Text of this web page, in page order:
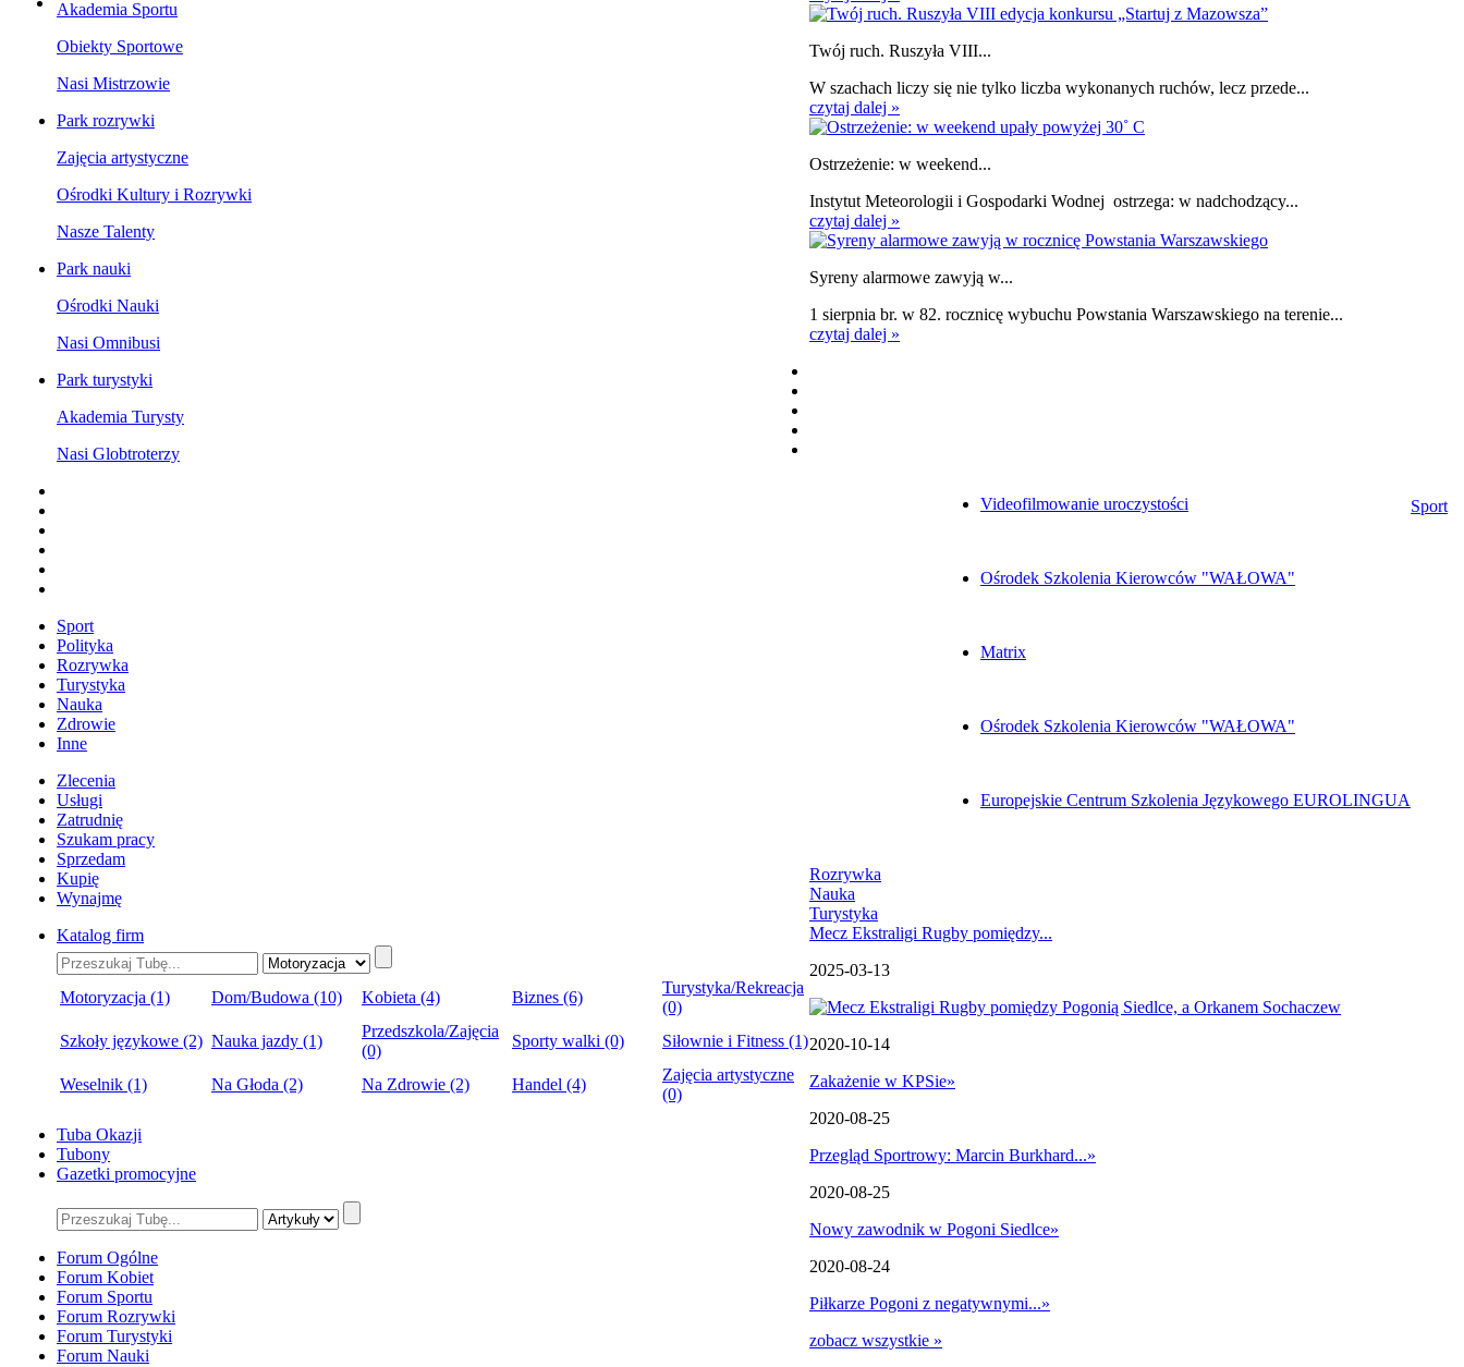
Akademia Sportu
Obiekty Sportowe
Nasi Mistrzowie
Park rozrywki
Zajęcia artystyczne
Ośrodki Kultury i Rozrywki
Nasze Talenty
Park nauki
Ośrodki Nauki
Nasi Omnibusi
Park turystyki
Akademia Turysty
Nasi Globtroterzy
Sport
Polityka
Rozrywka
Turystyka
Nauka
Zdrowie
Inne
Zlecenia
Usługi
Zatrudnię
Szukam pracy
Sprzedam
Kupię
Wynajmę
Katalog firm
Motoryzacja (1) Dom/Budowa (10) Kobieta (4) Biznes (6)
Turystyka/Rekreacja
(0)
Szkoły językowe (2) Nauka jazdy (1)
Przedszkola/Zajęcia
(0)
Sporty walki (0) Siłownie i Fitness (1)
Weselnik (1) Na Głoda (2) Na Zdrowie (2) Handel (4)
Zajęcia artystyczne
(0)
Tuba Okazji
Tubony
Gazetki promocyjne
Forum Ogólne
Forum Kobiet
Forum Sportu
Forum Rozrywki
Forum Turystyki
Forum Nauki
Twój ruch. Ruszyła VIII...
W szachach liczy się nie tylko liczba wykonanych ruchów, lecz przede...
czytaj dalej »
Ostrzeżenie: w weekend...
Instytut Meteorologii i Gospodarki Wodnej ostrzega: w nadchodzący...
czytaj dalej »
Syreny alarmowe zawyją w...
1 sierpnia br. w 82. rocznicę wybuchu Powstania Warszawskiego na terenie...
czytaj dalej »
Videofilmowanie uroczystości
Ośrodek Szkolenia Kierowców "WAŁOWA"
Matrix
Ośrodek Szkolenia Kierowców "WAŁOWA"
Europejskie Centrum Szkolenia Językowego EUROLINGUA
Sport
Rozrywka
Nauka
Turystyka
Mecz Ekstraligi Rugby pomiędzy...
2025-03-13
2020-10-14
Zakażenie w KPSie»
2020-08-25
Przegląd Sportrowy: Marcin Burkhard...»
2020-08-25
Nowy zawodnik w Pogoni Siedlce»
2020-08-24
Piłkarze Pogoni z negatywnymi...»
zobacz wszystkie »